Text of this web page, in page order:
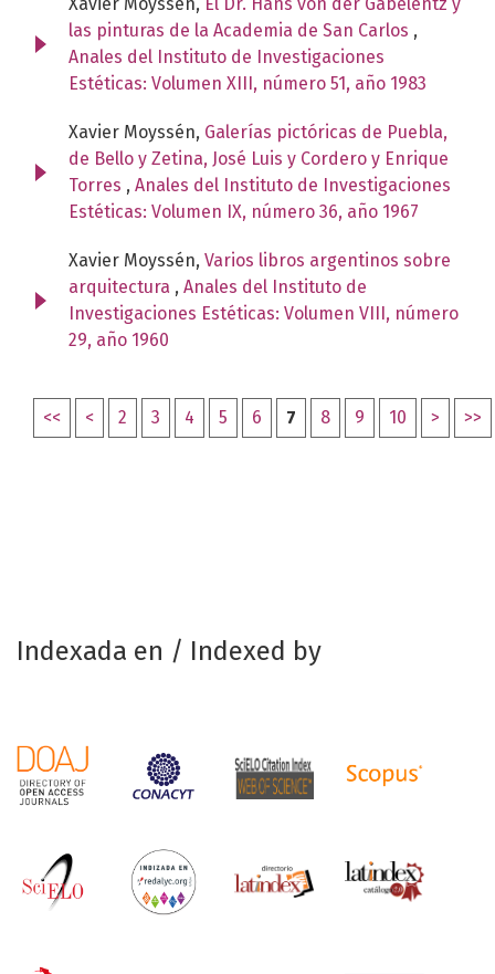
las pinturas de la Academia de San Carlos ,
Anales del Instituto de Investigaciones
Estéticas: Volumen XIII, número 51, año 1983
Xavier Moyssén, Galerías pictóricas de Puebla,
de Bello y Zetina, José Luis y Cordero y Enrique
Torres , Anales del Instituto de Investigaciones
Estéticas: Volumen IX, número 36, año 1967
Xavier Moyssén, Varios libros argentinos sobre
arquitectura , Anales del Instituto de
Investigaciones Estéticas: Volumen VIII, número
29, año 1960
<< < 2 3 4 5 6 7 8 9 10 > >>
Indexada en / Indexed by